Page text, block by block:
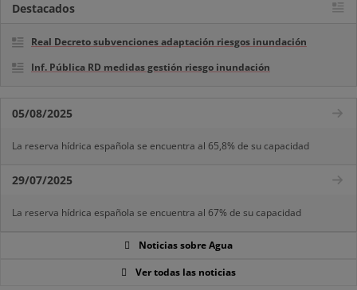
Destacados
Real Decreto subvenciones adaptación riesgos inundación
Inf. Pública RD medidas gestión riesgo inundación
05/08/2025
La reserva hídrica española se encuentra al 65,8% de su capacidad
29/07/2025
La reserva hídrica española se encuentra al 67% de su capacidad
Noticias sobre Agua
Ver todas las noticias